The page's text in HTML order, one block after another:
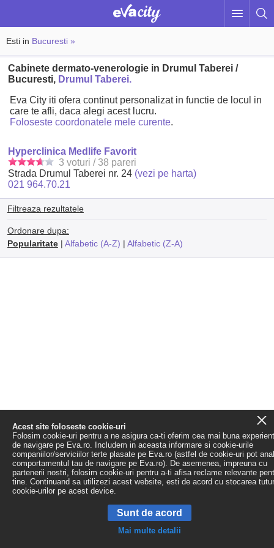
Esti in Bucuresti »
Cabinete dermato-venerologie in Drumul Taberei /
Bucuresti, Drumul Taberei.
Eva City iti ofera continut personalizat in functie de locul in
care te afli, daca alegi acest lucru.
Foloseste coordonatele mele curente.
Hyperclinica Medlife Favorit
3 voturi / 38 pareri
Strada Drumul Taberei nr. 24 (vezi pe harta)
021 964.70.21
Filtreaza rezultatele
Ordonare dupa:
Popularitate| Alfabetic (A-Z) | Alfabetic (Z-A)
Acest site foloseste cookie-uri
Folosim cookie-uri pentru a ne asigura ca-ti oferim cea mai buna
de navigare pe Eva.ro. Includem in aceasta informare si cookie-urile
companiilor/serviciilor terte plasate pe Eva.ro (astfel de cookie-uri pot
comportamentul tau de navigare pe Eva.ro). De asemenea, impreuna cu
partenerii nostri, folosim cookie-uri pentru a-ti afisa reclame relevante
tine. Continuand sa utilizezi acest website, esti de acord cu stocarea
cookie-urilor pe acest device.
Sunt de acord
Mai multe detalii